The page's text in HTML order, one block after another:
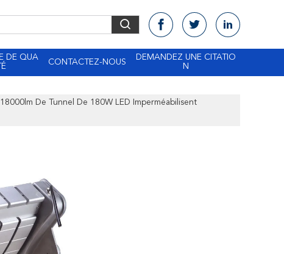
DE QUA
CONTACTEZ-NOUS
DEMANDEZ UNE CITATIO
N
De Tunnel De 180W LED Imperméabilisent